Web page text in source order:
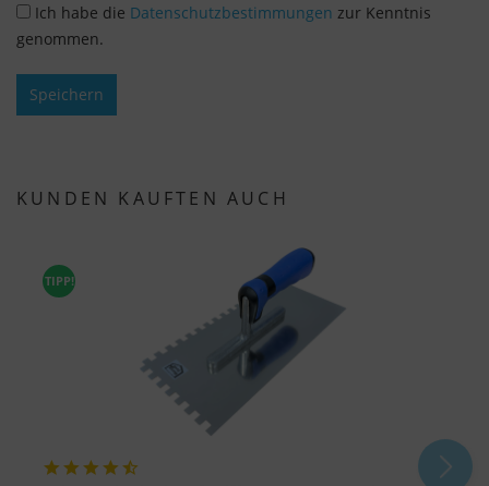
Ich habe die Datenschutzbestimmungen zur Kenntnis
genommen.
Speichern
KUNDEN KAUFTEN AUCH
TIPP!